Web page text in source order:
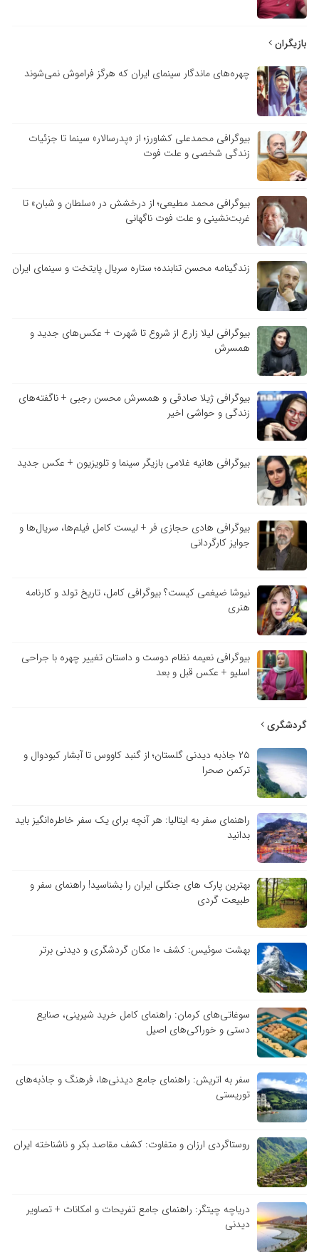
بازیگران
چهره‌های ماندگار سینمای ایران که هرگز فراموش نمی‌شوند
بیوگرافی محمدعلی کشاورز؛ از «پدرسالار» سینما تا جزئیات
زندگی شخصی و علت فوت
بیوگرافی محمد مطیعی؛ از درخشش در «سلطان و شبان» تا
غربت‌نشینی و علت فوت ناگهانی
زندگینامه محسن تنابنده؛ ستاره سریال پایتخت و سینمای ایران
بیوگرافی لیلا زارع از شروع تا شهرت + عکس‌های جدید و
همسرش
بیوگرافی ژیلا صادقی و همسرش محسن رجبی + ناگفته‌های
زندگی و حواشی اخیر
بیوگرافی هانیه غلامی بازیگر سینما و تلویزیون + عکس جدید
بیوگرافی هادی حجازی فر + لیست کامل فیلم‌ها، سریال‌ها و
جوایز کارگردانی
نیوشا ضیغمی کیست؟ بیوگرافی کامل، تاریخ تولد و کارنامه
هنری
بیوگرافی نعیمه نظام دوست و داستان تغییر چهره با جراحی
اسلیو + عکس قبل و بعد
گردشگری
۲۵ جاذبه دیدنی گلستان؛ از گنبد کاووس تا آبشار کبودوال و
ترکمن صحرا
راهنمای سفر به ایتالیا: هر آنچه برای یک سفر خاطره‌انگیز باید
بدانید
بهترین پارک های جنگلی ایران را بشناسید! راهنمای سفر و
طبیعت گردی
بهشت سوئیس: کشف ۱۰ مکان گردشگری و دیدنی برتر
سوغاتی‌های کرمان: راهنمای کامل خرید شیرینی، صنایع
دستی و خوراکی‌های اصیل
سفر به اتریش: راهنمای جامع دیدنی‌ها، فرهنگ و جاذبه‌های
توریستی
روستاگردی ارزان و متفاوت: کشف مقاصد بکر و ناشناخته ایران
دریاچه چیتگر: راهنمای جامع تفریحات و امکانات + تصاویر
دیدنی